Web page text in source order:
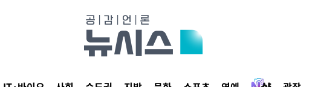
망
압수수색